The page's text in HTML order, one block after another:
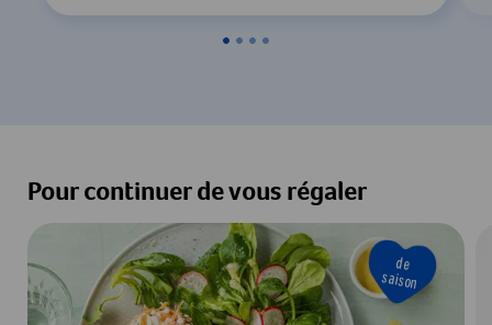
Pour continuer de vous régaler
de
saison